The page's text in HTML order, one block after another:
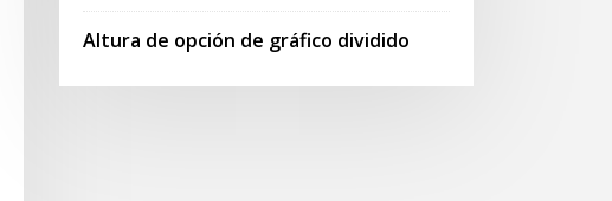
Altura de opción de gráfico dividido